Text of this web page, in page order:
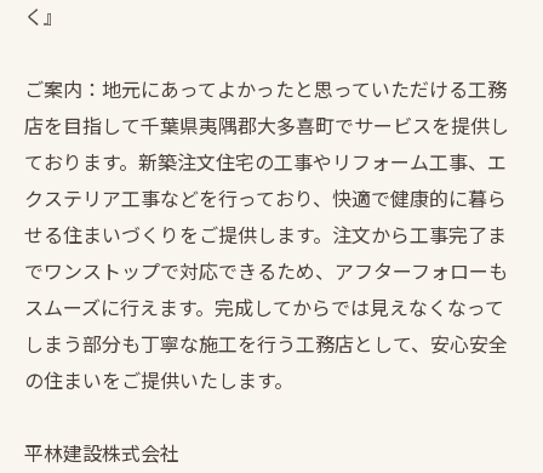
く』
ご案内：地元にあってよかったと思っていただける工務
店を目指して千葉県夷隅郡大多喜町でサービスを提供し
ております。新築注文住宅の工事やリフォーム工事、エ
クステリア工事などを行っており、快適で健康的に暮ら
せる住まいづくりをご提供します。注文から工事完了ま
でワンストップで対応できるため、アフターフォローも
スムーズに行えます。完成してからでは見えなくなって
しまう部分も丁寧な施工を行う工務店として、安心安全
の住まいをご提供いたします。
平林建設株式会社